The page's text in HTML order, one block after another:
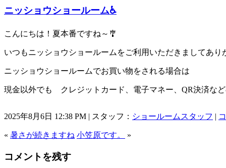
ニッショウショールーム♿
こんにちは！夏本番ですね～🎐
いつもニッショウショールームをご利用いただきましてあり
ニッショウショールームでお買い物をされる場合は
現金以外でも クレジットカード、電子マネー、QR決済な
2025年8月6日 12:38 PM | スタッフ： ショールームスタッフ |
« 暑さが続きますね 小笠原です。 »
コメントを残す